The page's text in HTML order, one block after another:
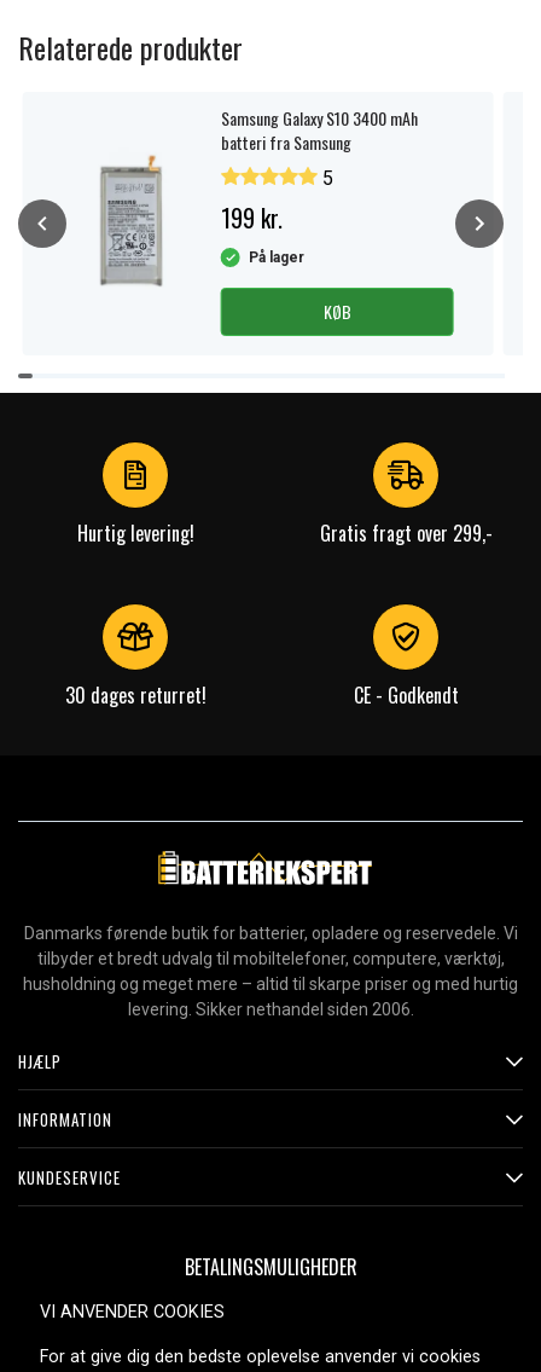
Relaterede produkter
Samsung Galaxy S10 3400 mAh
batteri fra Samsung
5
199 kr.
På lager
KØB
Item
1
Hurtig levering! Gratis fragt over 299,-
30 dages returret! CE - Godkendt
Danmarks førende butik for batterier, opladere og reservedele. Vi
tilbyder et bredt udvalg til mobiltelefoner, computere, værktøj,
husholdning og meget mere – altid til skarpe priser og med hurtig
levering. Sikker nethandel siden 2006.
HJÆLP
INFORMATION
KUNDESERVICE
BETALINGSMULIGHEDER
VI ANVENDER COOKIES
For at give dig den bedste oplevelse anvender vi cookies